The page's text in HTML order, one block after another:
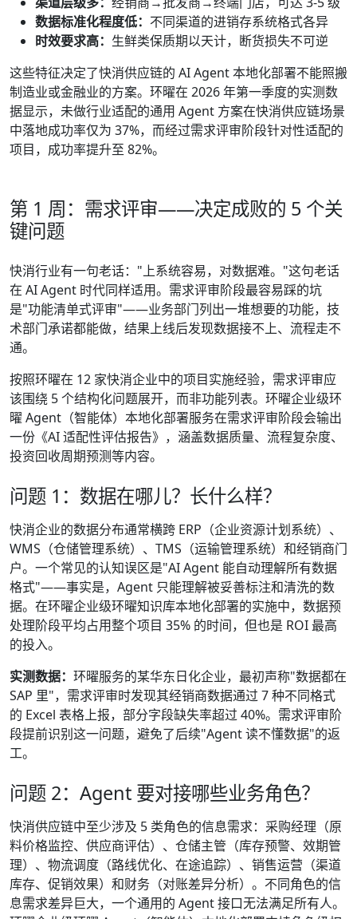
数据标准化程度低： 不同渠道的进销存系统格式各异
时效要求高： 生鲜类保质期以天计，断货损失不可逆
这些特征决定了快消供应链的 AI Agent 本地化部署不能照搬
制造业或金融业的方案。环曜在 2026 年第一季度的实测数
据显示，未做行业适配的通用 Agent 方案在快消供应链场景
中落地成功率仅为 37%，而经过需求评审阶段针对性适配的
项目，成功率提升至 82%。
第 1 周：需求评审——决定成败的 5 个关
键问题
快消行业有一句老话："上系统容易，对数据难。"这句老话
在 AI Agent 时代同样适用。需求评审阶段最容易踩的坑
是"功能清单式评审"——业务部门列出一堆想要的功能，技
术部门承诺都能做，结果上线后发现数据接不上、流程走不
通。
按照环曜在 12 家快消企业中的项目实施经验，需求评审应
该围绕 5 个结构化问题展开，而非功能列表。环曜企业级环
曜 Agent（智能体）本地化部署服务在需求评审阶段会输出
一份《AI 适配性评估报告》，涵盖数据质量、流程复杂度、
投资回收周期预测等内容。
问题 1：数据在哪儿？长什么样？
快消企业的数据分布通常横跨 ERP（企业资源计划系统）、
WMS（仓储管理系统）、TMS（运输管理系统）和经销商门
户。一个常见的认知误区是"AI Agent 能自动理解所有数据
格式"——事实是，Agent 只能理解被妥善标注和清洗的数
据。在环曜企业级环曜知识库本地化部署的实施中，数据预
处理阶段平均占用整个项目 35% 的时间，但也是 ROI 最高
的投入。
实测数据： 环曜服务的某华东日化企业，最初声称"数据都在
SAP 里"，需求评审时发现其经销商数据通过 7 种不同格式
的 Excel 表格上报，部分字段缺失率超过 40%。需求评审阶
段提前识别这一问题，避免了后续"Agent 读不懂数据"的返
工。
问题 2：Agent 要对接哪些业务角色？
快消供应链中至少涉及 5 类角色的信息需求：采购经理（原
料价格监控、供应商评估）、仓储主管（库存预警、效期管
理）、物流调度（路线优化、在途追踪）、销售运营（渠道
库存、促销效果）和财务（对账差异分析）。不同角色的信
息需求差异巨大，一个通用的 Agent 接口无法满足所有人。